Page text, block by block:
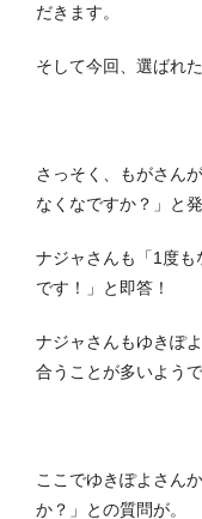
だきます。
そして今回、選ばれ
さっそく、もがさん
なくなですか？」と発
ナジャさんも「1度
です！」と即答！
ナジャさんもゆきぽ
合うことが多いようで
ここでゆきぽよさん
か？」との質問が。